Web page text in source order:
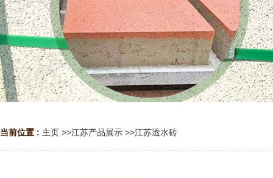
当前位置 : 主页 >>江苏产品展示 >>江苏透水砖